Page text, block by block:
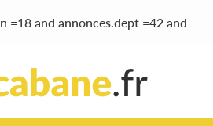
=18 and annonces.dept =42 and